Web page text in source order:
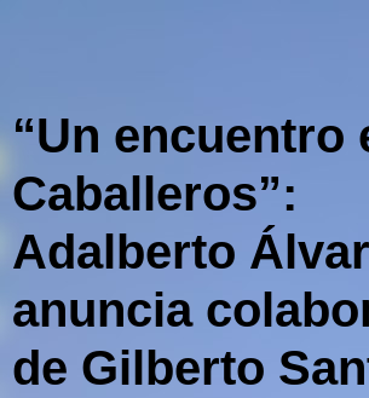
“Un encuentro
Caballeros”:
Adalberto
anuncia
de Gilberto